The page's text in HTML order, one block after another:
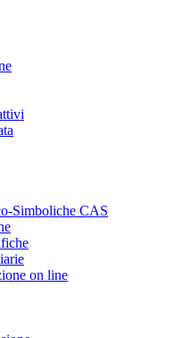
Simboliche CAS
on line